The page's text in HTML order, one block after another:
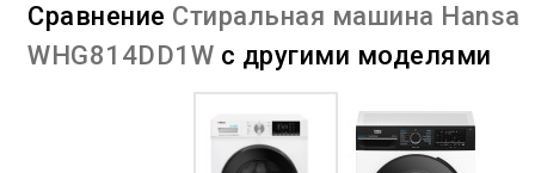
запустить автоматическую стирку, где все рабочие
параметры задает сам прибор.
Сравнение Стиральная машина Hansa
WHG814DD1W с другими моделями